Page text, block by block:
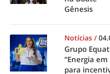
Gênesis
Notícias /
Grupo
“Energia
para